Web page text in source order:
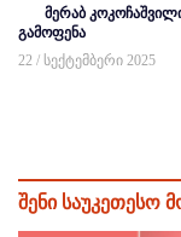
მერაბ
გამოფენა
22 / სექტემბერი 2025
შენი საუკეთესო